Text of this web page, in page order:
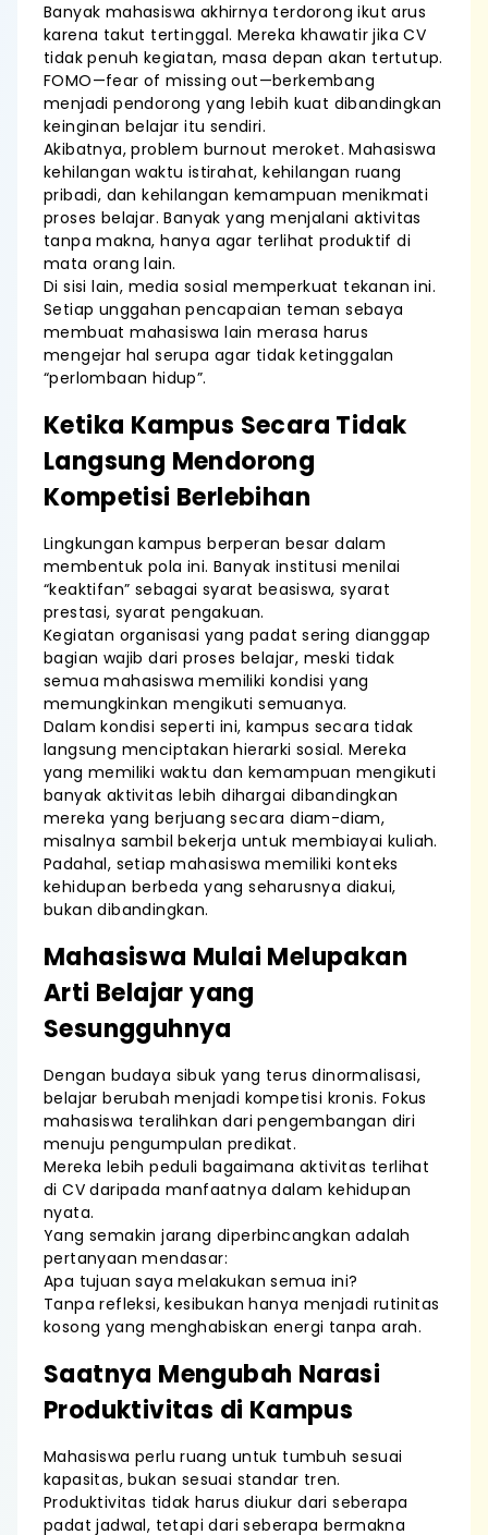
Banyak mahasiswa akhirnya terdorong ikut arus
karena takut tertinggal. Mereka khawatir jika CV
tidak penuh kegiatan, masa depan akan tertutup.
FOMO—fear of missing out—berkembang
menjadi pendorong yang lebih kuat dibandingkan
keinginan belajar itu sendiri.
Akibatnya, problem burnout meroket. Mahasiswa
kehilangan waktu istirahat, kehilangan ruang
pribadi, dan kehilangan kemampuan menikmati
proses belajar. Banyak yang menjalani aktivitas
tanpa makna, hanya agar terlihat produktif di
mata orang lain.
Di sisi lain, media sosial memperkuat tekanan ini.
Setiap unggahan pencapaian teman sebaya
membuat mahasiswa lain merasa harus
mengejar hal serupa agar tidak ketinggalan
“perlombaan hidup”.
Ketika Kampus Secara Tidak
Langsung Mendorong
Kompetisi Berlebihan
Lingkungan kampus berperan besar dalam
membentuk pola ini. Banyak institusi menilai
“keaktifan” sebagai syarat beasiswa, syarat
prestasi, syarat pengakuan.
Kegiatan organisasi yang padat sering dianggap
bagian wajib dari proses belajar, meski tidak
semua mahasiswa memiliki kondisi yang
memungkinkan mengikuti semuanya.
Dalam kondisi seperti ini, kampus secara tidak
langsung menciptakan hierarki sosial. Mereka
yang memiliki waktu dan kemampuan mengikuti
banyak aktivitas lebih dihargai dibandingkan
mereka yang berjuang secara diam-diam,
misalnya sambil bekerja untuk membiayai kuliah.
Padahal, setiap mahasiswa memiliki konteks
kehidupan berbeda yang seharusnya diakui,
bukan dibandingkan.
Mahasiswa Mulai Melupakan
Arti Belajar yang
Sesungguhnya
Dengan budaya sibuk yang terus dinormalisasi,
belajar berubah menjadi kompetisi kronis. Fokus
mahasiswa teralihkan dari pengembangan diri
menuju pengumpulan predikat.
Mereka lebih peduli bagaimana aktivitas terlihat
di CV daripada manfaatnya dalam kehidupan
nyata.
Yang semakin jarang diperbincangkan adalah
pertanyaan mendasar:
Apa tujuan saya melakukan semua ini?
Tanpa refleksi, kesibukan hanya menjadi rutinitas
kosong yang menghabiskan energi tanpa arah.
Saatnya Mengubah Narasi
Produktivitas di Kampus
Mahasiswa perlu ruang untuk tumbuh sesuai
kapasitas, bukan sesuai standar tren.
Produktivitas tidak harus diukur dari seberapa
padat jadwal, tetapi dari seberapa bermakna